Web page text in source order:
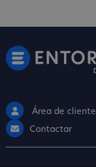
Área de cliente
Contactar